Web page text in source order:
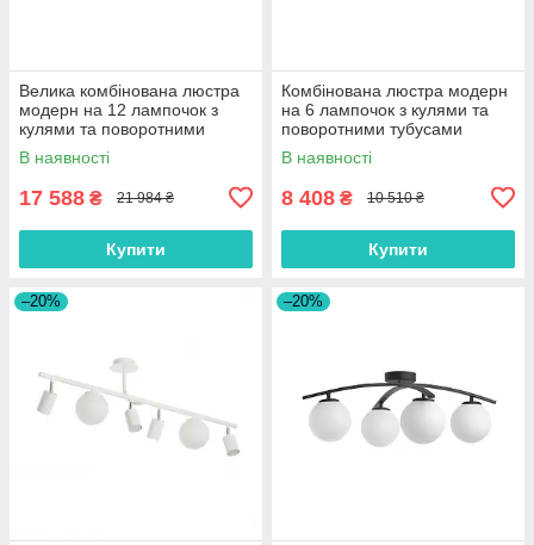
Велика комбінована люстра
модерн на 12 лампочок з
кулями та поворотними
тубусами
В наявності
17 588 ₴ 21 984 ₴
Купити
Комбінована люстра модерн
на 6 лампочок з кулями та
поворотними тубусами
В наявності
8 408 ₴ 10 510 ₴
Купити
–20% –20%